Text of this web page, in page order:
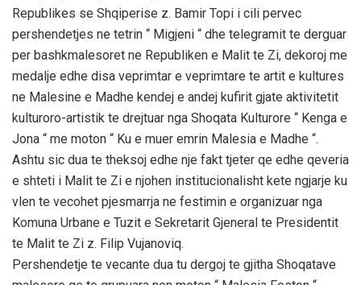
Republikes se Shqiperise z. Bamir Topi i cili pervec
pershendetjes ne tetrin “ Migjeni “ dhe telegramit te derguar
per bashkmalesoret ne Republiken e Malit te Zi, dekoroj me
medalje edhe disa veprimtar e veprimtare te artit e kultures
ne Malesine e Madhe kendej e andej kufirit gjate aktivitetit
kulturoro-artistik te drejtuar nga Shoqata Kulturore “ Kenga e
Jona “ me moton “ Ku e muer emrin Malesia e Madhe “.
Ashtu sic dua te theksoj edhe nje fakt tjeter qe edhe qeveria
e shteti i Malit te Zi e njohen institucionalisht kete ngjarje ku
vlen te vecohet pjesmarrja ne festimin e organizuar nga
Komuna Urbane e Tuzit e Sekretarit Gjeneral te Presidentit
te Malit te Zi z. Filip Vujanoviq.
Pershendetje te vecante dua tu dergoj te gjitha Shoqatave